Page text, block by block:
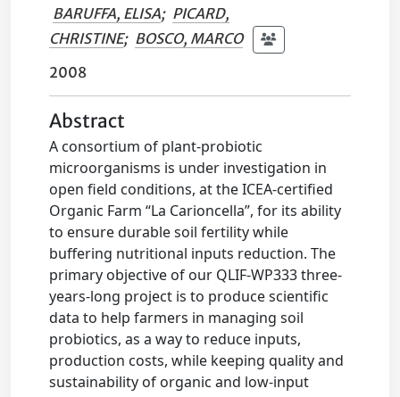
BARUFFA, ELISA; PICARD,
CHRISTINE; BOSCO, MARCO
2008
Abstract
A consortium of plant-probiotic
microorganisms is under investigation in
open field conditions, at the ICEA-certified
Organic Farm “La Carioncella”, for its ability
to ensure durable soil fertility while
buffering nutritional inputs reduction. The
primary objective of our QLIF-WP333 three-
years-long project is to produce scientific
data to help farmers in managing soil
probiotics, as a way to reduce inputs,
production costs, while keeping quality and
sustainability of organic and low-input